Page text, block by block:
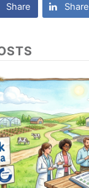
Share Share